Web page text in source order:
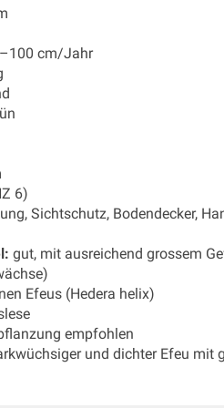
cm/Jahr
6)
Sichtschutz, Bodendecker,
gut, mit ausreichend grossem
Efeus (Hedera helix)
empfohlen
und dichter Efeu mit